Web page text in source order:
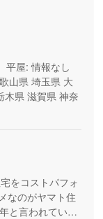
平屋: 情報なし
山県 埼玉県 大
木県 滋賀県 神奈
をコストパフォ
なのがヤマト住
と言われていま